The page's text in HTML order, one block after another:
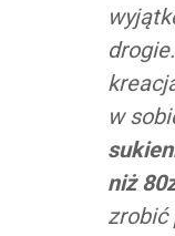
w
niż
zrobić